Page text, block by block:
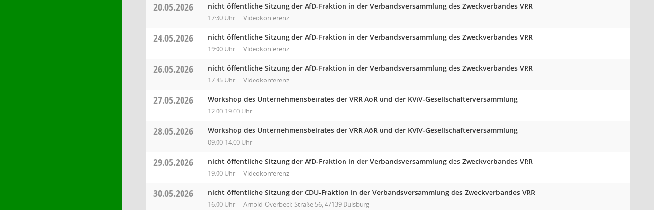
20.05.2026 nicht öffentliche Sitzung der AfD-Fraktion in der Verbandsversammlung des Zweckverbandes VRR
17:30 Uhr Videokonferenz
24.05.2026 nicht öffentliche Sitzung der AfD-Fraktion in der Verbandsversammlung des Zweckverbandes VRR
19:00 Uhr Videokonferenz
26.05.2026 nicht öffentliche Sitzung der AfD-Fraktion in der Verbandsversammlung des Zweckverbandes VRR
17:45 Uhr Videokonferenz
27.05.2026 Workshop des Unternehmensbeirates der VRR AöR und der KViV-Gesellschafterversammlung
12:00-19:00 Uhr
28.05.2026 Workshop des Unternehmensbeirates der VRR AöR und der KViV-Gesellschafterversammlung
09:00-14:00 Uhr
29.05.2026 nicht öffentliche Sitzung der AfD-Fraktion in der Verbandsversammlung des Zweckverbandes VRR
19:00 Uhr Videokonferenz
30.05.2026 nicht öffentliche Sitzung der CDU-Fraktion in der Verbandsversammlung des Zweckverbandes VRR
16:00 Uhr Arnold-Overbeck-Straße 56, 47139 Duisburg